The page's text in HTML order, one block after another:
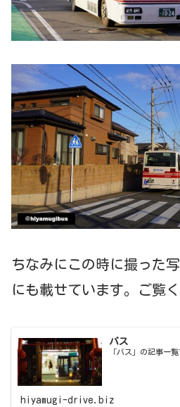
ちなみにこの時に撮った
にも載せています。ご覧く
バス
「バス」の記事一覧
hiyamugi-drive.biz